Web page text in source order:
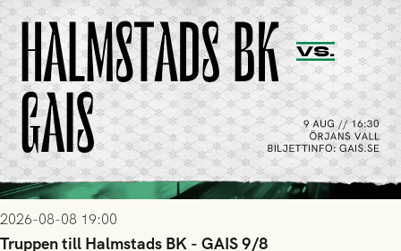
2026-08-08 19:00
Truppen till Halmstads BK - GAIS 9/8